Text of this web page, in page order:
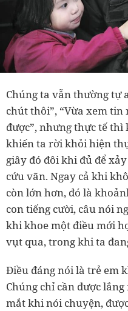
Chúng ta vẫn thường tự
chút thôi”, “Vừa xem
được”, nhưng thực tế
khiến ta rời khỏi hiện
giây đó đôi khi đủ để
cứu vãn. Ngay cả khi
còn lớn hơn, đó là
con tiếng cười, câu nói
khi khoe một điều mới
vụt qua, trong khi ta
Điều đáng nói là trẻ em
Chúng chỉ cần được
mắt khi nói chuyện,